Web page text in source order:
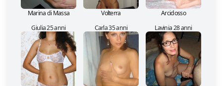
Marina di Massa Volterra
Arcidosso
Giulia 25 anni
Carla 35 anni Lavinia 28 anni